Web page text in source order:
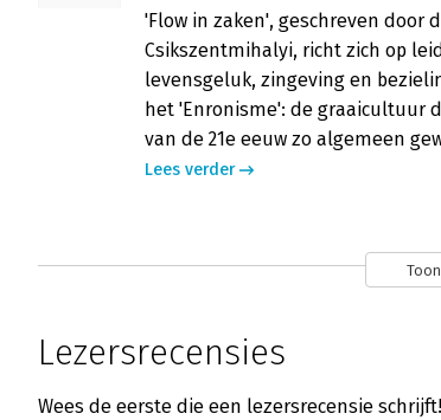
'Flow in zaken', geschreven door
Csikszentmihalyi, richt zich op
levensgeluk, zingeving en
het 'Enronisme': de graaicultuur
van de 21e eeuw zo algemeen
Lees verder
Lezersrecensies
Wees de eerste die een lezersrecensie schrijft!